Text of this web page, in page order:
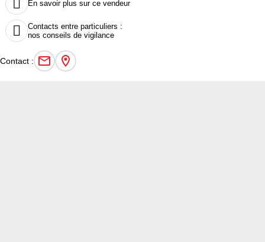
 En savoir plus sur ce vendeur

Contacts entre particuliers :
nos conseils de vigilance
Contact :